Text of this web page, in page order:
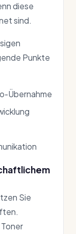
diese
sind.
Punkte
Übernahme
Sie